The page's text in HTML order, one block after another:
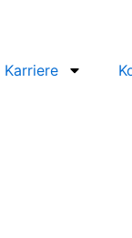
Karriere